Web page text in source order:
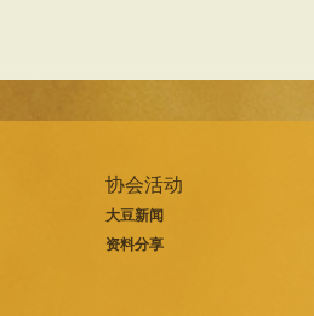
协会活动
大豆新闻
资料分享